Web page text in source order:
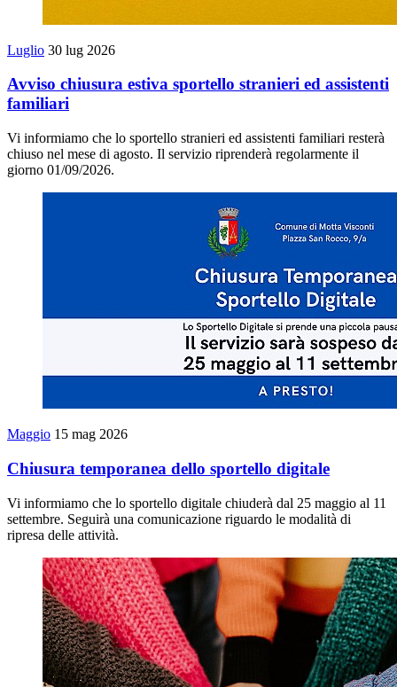
Luglio 30 lug 2026
Avviso chiusura estiva sportello stranieri ed assistenti
familiari
Vi informiamo che lo sportello stranieri ed assistenti familiari resterà
chiuso nel mese di agosto. Il servizio riprenderà regolarmente il
giorno 01/09/2026.
Maggio 15 mag 2026
Chiusura temporanea dello sportello digitale
Vi informiamo che lo sportello digitale chiuderà dal 25 maggio al 11
settembre. Seguirà una comunicazione riguardo le modalità di
ripresa delle attività.